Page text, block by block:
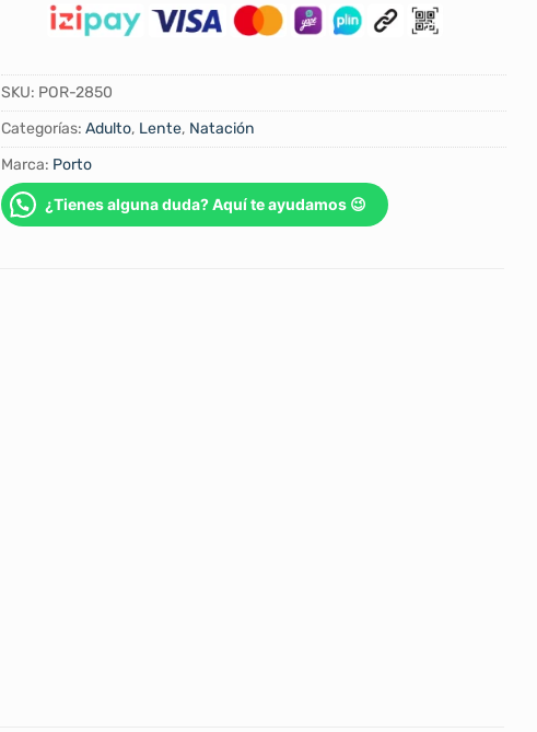
SKU: POR-2850
Categorías: Adulto, Lente, Natación
Marca: Porto
¿Tienes alguna duda? Aquí te ayudamos 😉